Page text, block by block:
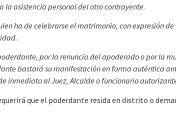
la asistencia personal del otro contrayente.
ha de celebrarse el matrimonio, con expresión
por la renuncia del apoderado o por la
bastará su manifestación en forma auténtica
inmediato al Juez, Alcalde o funcionario
que el poderdante resida en distrito o